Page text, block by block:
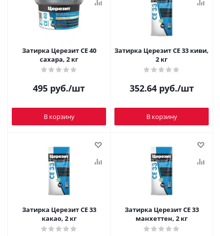
Затирка Церезит CE 40
сахара, 2 кг
495 руб./шт
В корзину
Затирка Церезит CE 33 киви,
2 кг
352.64руб./шт
В корзину
Затирка Церезит CE 33
какао, 2 кг
Затирка Церезит CE 33
манхеттен, 2 кг